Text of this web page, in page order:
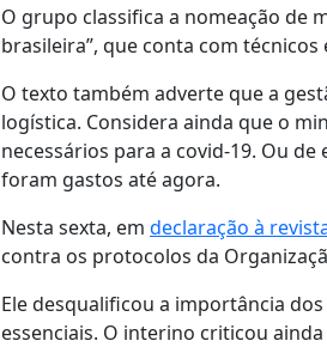
O grupo classifica a nomeação de
brasileira”, que conta com
O texto também adverte que a
logística. Considera ainda que o
necessários para a covid-19. Ou
foram gastos até agora.
Nesta sexta, em declaração à
contra os protocolos da
Ele desqualificou a importância
essenciais. O interino criticou